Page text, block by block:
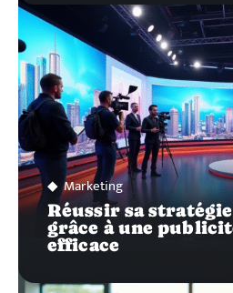
Marketing
Réussir sa
grâce à une
efficace